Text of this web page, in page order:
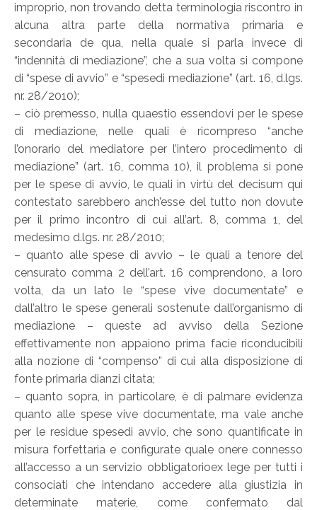
improprio, non trovando detta terminologia riscontro in
alcuna altra parte della normativa primaria e
secondaria de qua, nella quale si parla invece di
“indennità di mediazione”, che a sua volta si compone
di “spese di avvio” e “spesedi mediazione” (art. 16, d.lgs.
nr. 28/2010);
– ciò premesso, nulla quaestio essendovi per le spese
di mediazione, nelle quali è ricompreso “anche
l’onorario del mediatore per l’intero procedimento di
mediazione” (art. 16, comma 10), il problema si pone
per le spese di avvio, le quali in virtù del decisum qui
contestato sarebbero anch’esse del tutto non dovute
per il primo incontro di cui all’art. 8, comma 1, del
medesimo d.lgs. nr. 28/2010;
– quanto alle spese di avvio – le quali a tenore del
censurato comma 2 dell’art. 16 comprendono, a loro
volta, da un lato le “spese vive documentate” e
dall’altro le spese generali sostenute dall’organismo di
mediazione – queste ad avviso della Sezione
effettivamente non appaiono prima facie riconducibili
alla nozione di “compenso” di cui alla disposizione di
fonte primaria dianzi citata;
– quanto sopra, in particolare, è di palmare evidenza
quanto alle spese vive documentate, ma vale anche
per le residue spesedi avvio, che sono quantificate in
misura forfettaria e configurate quale onere connesso
all’accesso a un servizio obbligatorioex lege per tutti i
consociati che intendano accedere alla giustizia in
determinate materie, come confermato dal